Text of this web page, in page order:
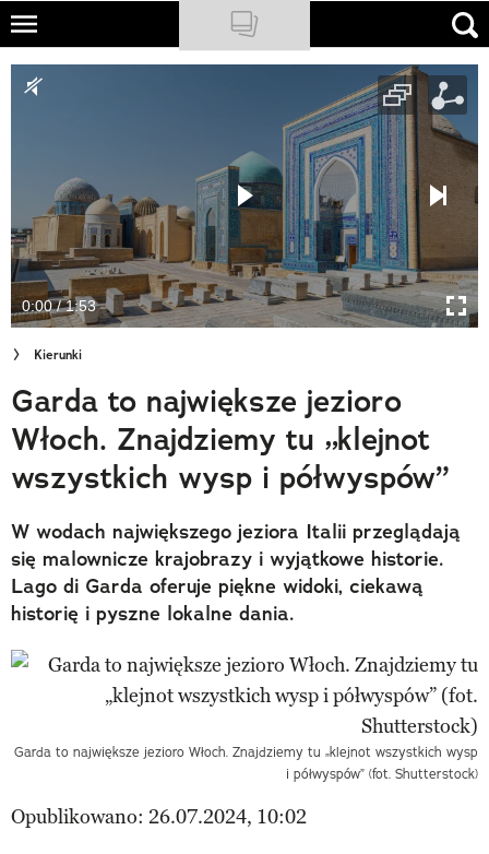
Skip
main
NATIONAL GEOGRAPHIC
Sklep
Newsletter
Cuda Polski
Wielki Konkurs Fotograficzny
Trendbook Podróżniczy
Polecane
0:00 / 1:53
Kierunki
Garda to największe jezioro
Włoch. Znajdziemy tu „klejnot
wszystkich wysp i półwyspów”
W wodach największego jeziora Italii przeglądają
się malownicze krajobrazy i wyjątkowe historie.
Lago di Garda oferuje piękne widoki, ciekawą
historię i pyszne lokalne dania.
Garda to największe jezioro Włoch. Znajdziemy tu „klejnot wszystkich wysp
i półwyspów” (fot. Shutterstock)
Opublikowano: 26.07.2024, 10:02